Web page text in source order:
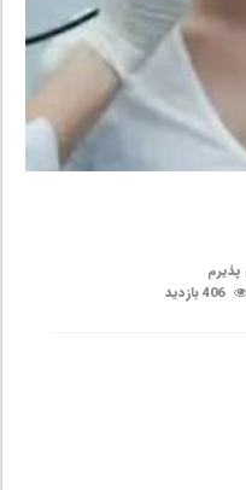
پذیرم
406 بازدید